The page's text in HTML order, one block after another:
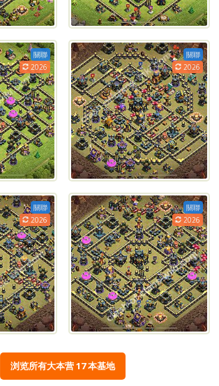
關聯
2026
關聯
2026
關聯
2026
關聯
2026
浏览所有大本营 17 本基地